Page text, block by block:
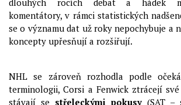
komentátory, v rámci statistických
se o významu dat už roky nepochybuje a
koncepty upřesňují a rozšiřují.
NHL se zároveň rozhodla podle
terminologii, Corsi a Fenwick ztrácejí
stávají se střeleckými pokusy (SAT –